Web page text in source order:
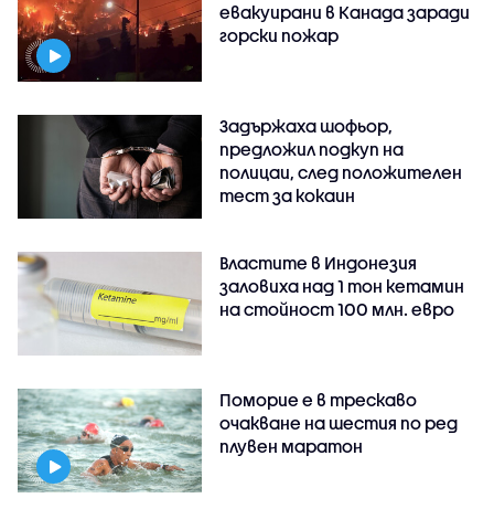
евакуирани в Канада заради
горски пожар
Задържаха шофьор,
предложил подкуп на
полицаи, след положителен
тест за кокаин
Властите в Индонезия
заловиха над 1 тон кетамин
на стойност 100 млн. евро
Поморие е в трескаво
очакване на шестия по ред
плувен маратон